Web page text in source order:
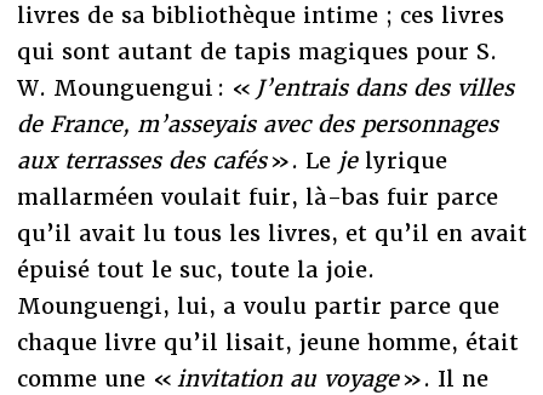
livres de sa bibliothèque intime ; ces livres
qui sont autant de tapis magiques pour S.
W. Mounguengui : « J’entrais dans des villes
de France, m’asseyais avec des personnages
aux terrasses des cafés». Le je lyrique
mallarméen voulait fuir, là-bas fuir parce
qu’il avait lu tous les livres, et qu’il en avait
épuisé tout le suc, toute la joie.
Mounguengi, lui, a voulu partir parce que
chaque livre qu’il lisait, jeune homme, était
comme une « invitation au voyage». Il ne